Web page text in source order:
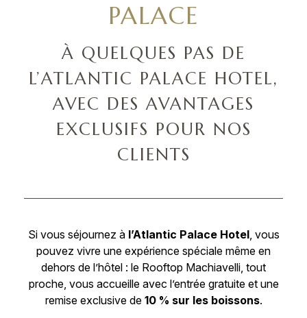
PALACE
À QUELQUES PAS DE
L’ATLANTIC PALACE HOTEL,
AVEC DES AVANTAGES
EXCLUSIFS POUR NOS
CLIENTS
Si vous séjournez à l’Atlantic Palace Hotel, vous
pouvez vivre une expérience spéciale même en
dehors de l’hôtel : le Rooftop Machiavelli, tout
proche, vous accueille avec l’entrée gratuite et une
remise exclusive de 10 % sur les boissons.